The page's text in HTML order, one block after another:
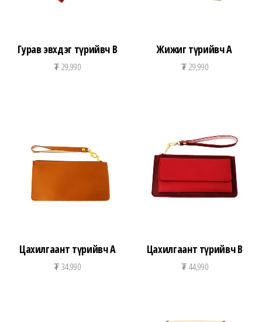
Гурав эвхдэг түрийвч B
₮29,990
Жижиг түрийвч А
₮29,990
Цахилгаант түрийвч А
₮34,990
Цахилгаант түрийвч B
₮44,990